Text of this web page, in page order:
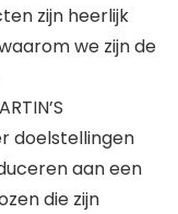
zijn heerlijk
we zijn de
doelstellingen
aan een
die zijn